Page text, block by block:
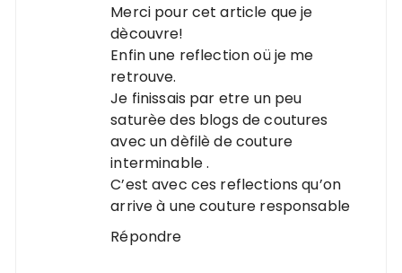
Merci pour cet article que je
dècouvre!
Enfin une reflection oü je me
retrouve.
Je finissais par etre un peu
saturèe des blogs de coutures
avec un dèfilè de couture
interminable .
C’est avec ces reflections qu’on
arrive à une couture responsable
Répondre